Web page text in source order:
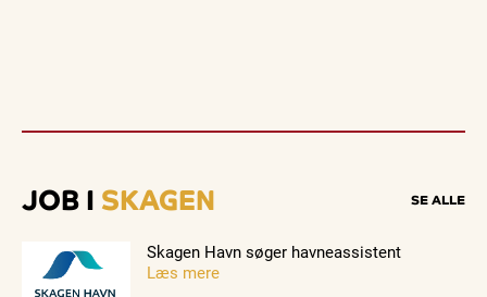
JOB I SKAGEN SE ALLE
Skagen Havn søger havneassistent
Læs mere